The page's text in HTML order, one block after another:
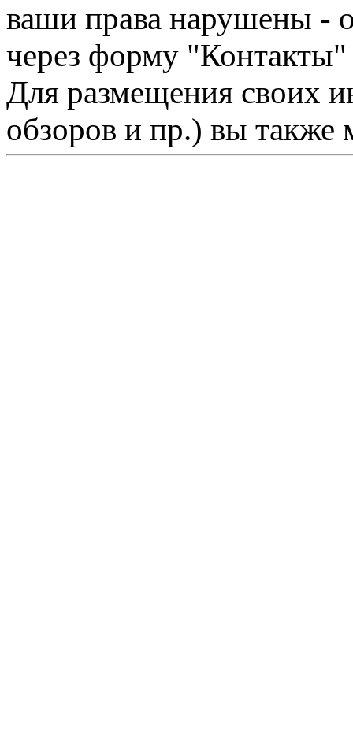
ваши права нарушены -
через форму "Контакты"
Для размещения своих
обзоров и пр.) вы также